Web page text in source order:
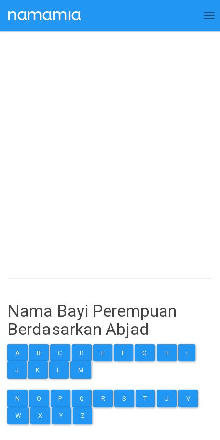
Nama Bayi Perempuan
Berdasarkan Abjad
A B C D E F G H I
J K L M
N O P Q R S T U V
W X Y Z